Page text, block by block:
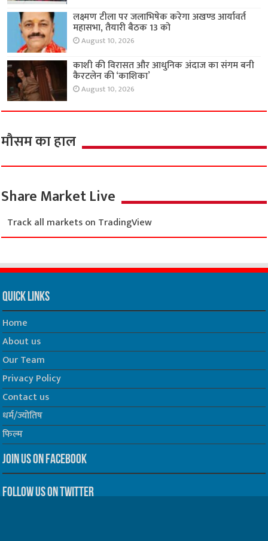
लक्ष्मण टीला पर जलाभिषेक करेगा अखण्ड आर्यावर्त
महासभा, तैयारी बैठक 13 को
August 10, 2026
काशी की विरासत और आधुनिक अंदाज का संगम बनी
कैरटलेन की ‘काशिका’
August 10, 2026
मौसम का हाल
Share Market Live
Track all markets on TradingView
Quick Links
Home
About us
Our Team
Privacy Policy
Contact us
धर्म/ज्योतिष
फिल्म
Join us on Facebook
Follow us on Twitter